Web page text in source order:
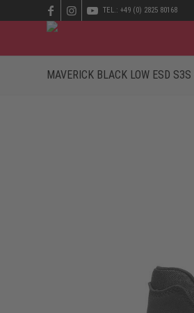
TEL.: +49 (0) 2825 80168
MAVERICK BLACK LOW ESD